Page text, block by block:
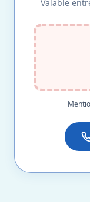
Valable